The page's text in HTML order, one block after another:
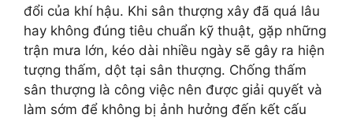
đổi của khí hậu. Khi sân thượng xây đã quá lâu
hay không đúng tiêu chuẩn kỹ thuật, gặp những
trận mưa lớn, kéo dài nhiều ngày sẽ gây ra hiện
tượng thấm, dột tại sân thượng. Chống thấm
sân thượng là công việc nên được giải quyết và
làm sớm để không bị ảnh hưởng đến kết cấu